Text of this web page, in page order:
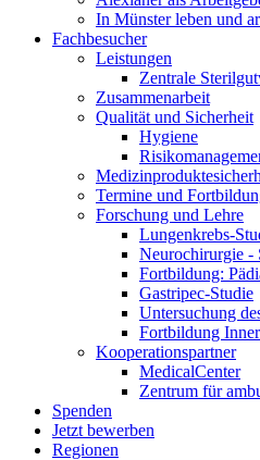
In Münster leben und
Fachbesucher
Leistungen
Zentrale
Zusammenarbeit
Qualität und Sicherheit
Hygiene
Termine und
Forschung und Lehre
Lungenkrebs-
Neurochirurgie -
Fortbildung:
Gastripec-Studie
Untersuchung
Fortbildung
Kooperationspartner
MedicalCenter
Zentrum für
Spenden
Jetzt bewerben
Regionen